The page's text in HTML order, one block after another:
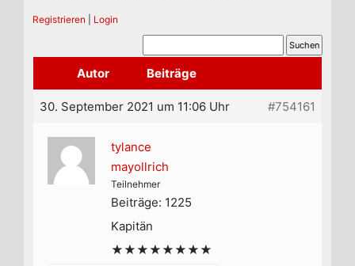
Registrieren Login
Autor Beiträge
30. September 2021 um 11:06 Uhr #754161
tylance
mayollrich
Teilnehmer
Beiträge: 1225
Kapitän
★★★★★★★★